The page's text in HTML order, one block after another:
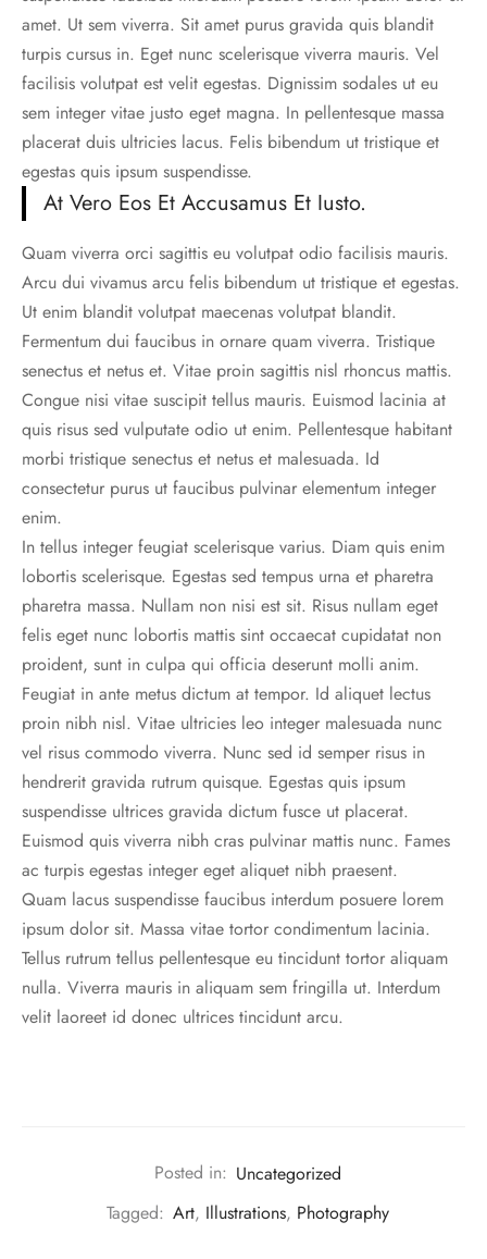
amet. Ut sem viverra. Sit amet purus gravida quis blandit
turpis cursus in. Eget nunc scelerisque viverra mauris. Vel
facilisis volutpat est velit egestas. Dignissim sodales ut eu
sem integer vitae justo eget magna. In pellentesque massa
placerat duis ultricies lacus. Felis bibendum ut tristique et
egestas quis ipsum suspendisse.
At Vero Eos Et Accusamus Et Iusto.
Quam viverra orci sagittis eu volutpat odio facilisis mauris.
Arcu dui vivamus arcu felis bibendum ut tristique et egestas.
Ut enim blandit volutpat maecenas volutpat blandit.
Fermentum dui faucibus in ornare quam viverra. Tristique
senectus et netus et. Vitae proin sagittis nisl rhoncus mattis.
Congue nisi vitae suscipit tellus mauris. Euismod lacinia at
quis risus sed vulputate odio ut enim. Pellentesque habitant
morbi tristique senectus et netus et malesuada. Id
consectetur purus ut faucibus pulvinar elementum integer
enim.
In tellus integer feugiat scelerisque varius. Diam quis enim
lobortis scelerisque. Egestas sed tempus urna et pharetra
pharetra massa. Nullam non nisi est sit. Risus nullam eget
felis eget nunc lobortis mattis sint occaecat cupidatat non
proident, sunt in culpa qui officia deserunt molli anim.
Feugiat in ante metus dictum at tempor. Id aliquet lectus
proin nibh nisl. Vitae ultricies leo integer malesuada nunc
vel risus commodo viverra. Nunc sed id semper risus in
hendrerit gravida rutrum quisque. Egestas quis ipsum
suspendisse ultrices gravida dictum fusce ut placerat.
Euismod quis viverra nibh cras pulvinar mattis nunc. Fames
ac turpis egestas integer eget aliquet nibh praesent.
Quam lacus suspendisse faucibus interdum posuere lorem
ipsum dolor sit. Massa vitae tortor condimentum lacinia.
Tellus rutrum tellus pellentesque eu tincidunt tortor aliquam
nulla. Viverra mauris in aliquam sem fringilla ut. Interdum
velit laoreet id donec ultrices tincidunt arcu.
Posted in: Uncategorized
Tagged: Art, Illustrations, Photography